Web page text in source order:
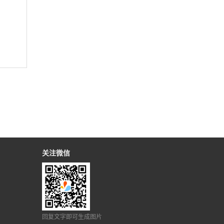
关注微信
回复文字即可生成图片